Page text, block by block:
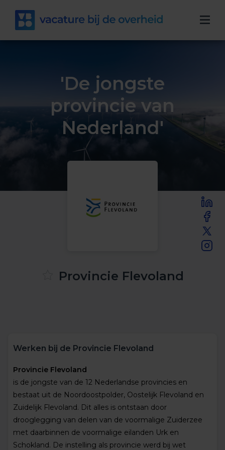
'De jongste
provincie van
Nederland'
Provincie Flevoland
Werken bij de Provincie Flevoland
Provincie Flevoland
is de jongste van de 12 Nederlandse provincies en
bestaat uit de Noordoostpolder, Oostelijk Flevoland en
Zuidelijk Flevoland. Dit alles is ontstaan door
drooglegging van delen van de voormalige Zuiderzee
met daarbinnen de voormalige eilanden Urk en
Schokland. De instelling als provincie werd bij wet